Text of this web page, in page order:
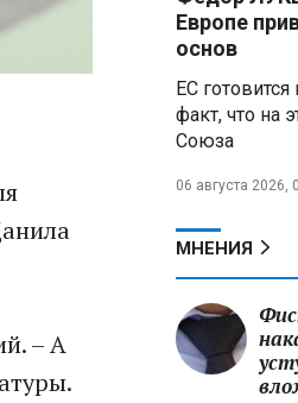
– А
Европе
основ
ЕС
факт, что на
Союза
06 августа 2026,
МНЕНИЯ